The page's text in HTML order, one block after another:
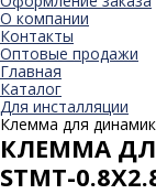
О компании
Контакты
Оптовые продажи
Главная
Каталог
Для инсталляции
Клемма для
КЛЕММА
STMT-